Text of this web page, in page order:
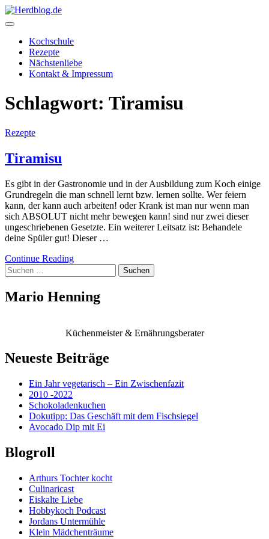
Skip
to
Herdblog.de
Kochschule
Rezepte
Nächstenliebe
Kontakt & Impressum
Schlagwort: Tiramisu
Rezepte
Tiramisu
Es gibt in der Gastronomie und in der Ausbildung zum Koch einige
Grundregeln die man schnell lernt bzw. lernen sollte. Wer feiern
kann, der kann auch arbeiten! oder Krank ist man nur wenn man
sich ABSOLUT nicht mehr bewegen kann! sind nur zwei dieser
ungeschriebenen Gesetzte. Ein weiterer Leitsatz ist: Behandele
deine Spüler gut! Dieser …
Continue Reading
Suchen
nach:
Mario Henning
Küchenmeister & Ernährungsberater
Neueste Beiträge
Ein Jahr vegetarisch – Ein Zwischenfazit
2010 -2022
Schokoladenkuchen
Dokutipp: Das Geschäft mit dem Fischsiegel
Avocado Dip mit Ei
Blogroll
Arthurs Tochter kocht
Culinaricast
Eiskalte Liebe
Hobbykoch Podcast
Jordans Untermühle
Klein Mädchenträume